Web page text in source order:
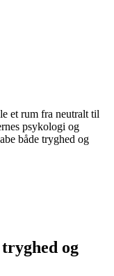
et rum fra neutralt til
psykologi og
både tryghed og
og